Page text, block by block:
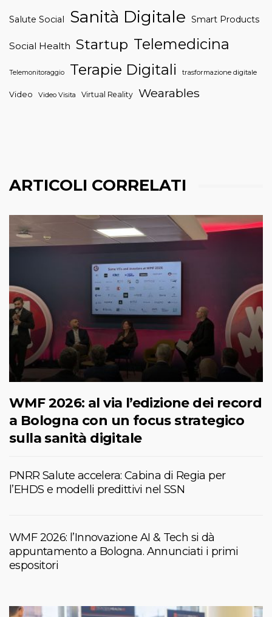
Salute Social Sanità Digitale Smart Products
Social Health Startup Telemedicina
Telemonitoraggio Terapie Digitali trasformazione digitale
Video Video Visita Virtual Reality Wearables
ARTICOLI CORRELATI
WMF 2026: al via l’edizione dei record
a Bologna con un focus strategico
sulla sanità digitale
PNRR Salute accelera: Cabina di Regia per
l’EHDS e modelli predittivi nel SSN
WMF 2026: l’Innovazione AI & Tech si dà
appuntamento a Bologna. Annunciati i primi
espositori